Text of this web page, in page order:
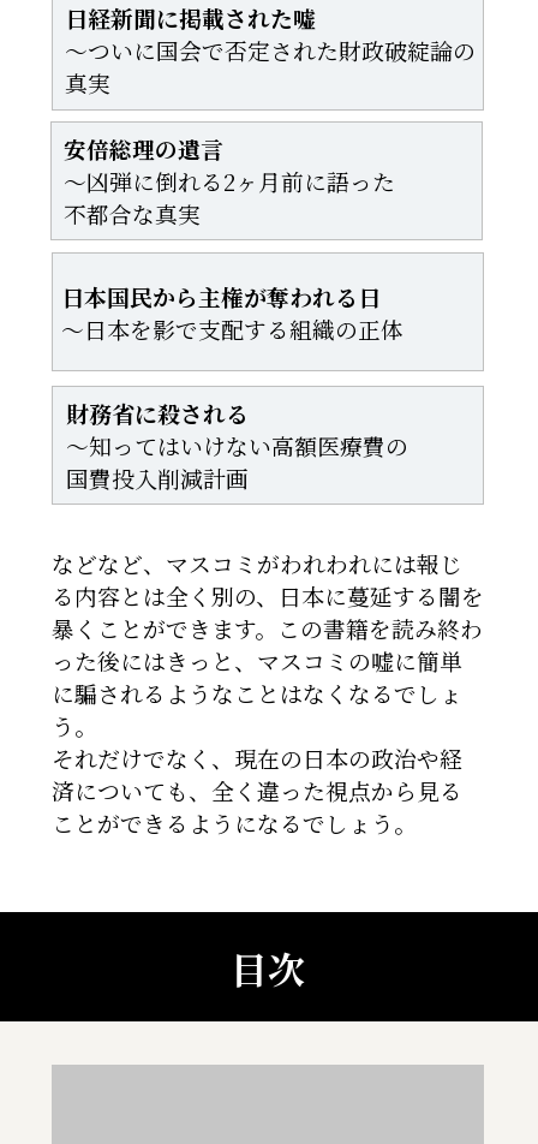
日経新聞に掲載された嘘
〜ついに国会で否定された財政破綻論の
真実
安倍総理の遺言
〜凶弾に倒れる2ヶ月前に語った
不都合な真実
日本国民から主権が奪われる日
〜日本を影で支配する組織の正体
財務省に殺される
〜知ってはいけない高額医療費の
国費投入削減計画
などなど、マスコミがわれわれには報じ
る内容とは全く別の、日本に蔓延する闇を
暴くことができます。この書籍を読み終わ
った後にはきっと、マスコミの嘘に簡単
に騙されるようなことはなくなるでしょ
う。
それだけでなく、現在の日本の政治や経
済についても、全く違った視点から見る
ことができるようになるでしょう。
目次